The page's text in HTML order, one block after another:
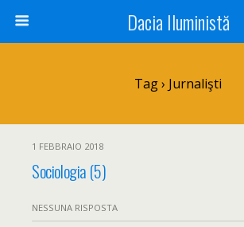
Dacia Iluministă
Tag › Jurnalişti
1 FEBBRAIO 2018
Sociologia (5)
NESSUNA RISPOSTA